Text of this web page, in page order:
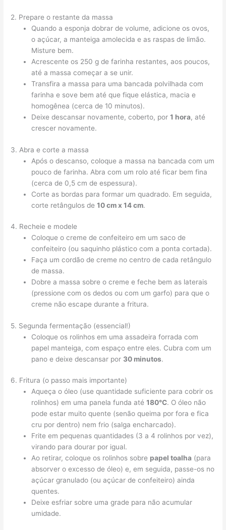
2. Prepare o restante da massa
Quando a esponja dobrar de volume, adicione os ovos,
o açúcar, a manteiga amolecida e as raspas de limão.
Misture bem.
Acrescente os 250 g de farinha restantes, aos poucos,
até a massa começar a se unir.
Transfira a massa para uma bancada polvilhada com
farinha e sove bem até que fique elástica, macia e
homogênea (cerca de 10 minutos).
Deixe descansar novamente, coberto, por1 hora, até
crescer novamente.
3. Abra e corte a massa
Após o descanso, coloque a massa na bancada com um
pouco de farinha. Abra com um rolo até ficar bem fina
(cerca de 0,5 cm de espessura).
Corte as bordas para formar um quadrado. Em seguida,
corte retângulos de10 cm x 14 cm.
4. Recheie e modele
Coloque o creme de confeiteiro em um saco de
confeiteiro (ou saquinho plástico com a ponta cortada).
Faça um cordão de creme no centro de cada retângulo
de massa.
Dobre a massa sobre o creme e feche bem as laterais
(pressione com os dedos ou com um garfo) para que o
creme não escape durante a fritura.
5. Segunda fermentação (essencial!)
Coloque os rolinhos em uma assadeira forrada com
papel manteiga, com espaço entre eles. Cubra com um
pano e deixe descansar por 30 minutos.
6. Fritura (o passo mais importante)
Aqueça o óleo (use quantidade suficiente para cobrir os
rolinhos) em uma panela funda até180°C. O óleo não
pode estar muito quente (senão queima por fora e fica
cru por dentro) nem frio (salga encharcado).
Frite em pequenas quantidades (3 a 4 rolinhos por vez),
virando para dourar por igual.
Ao retirar, coloque os rolinhos sobre papel toalha (para
absorver o excesso de óleo) e, em seguida, passe-os no
açúcar granulado (ou açúcar de confeiteiro) ainda
quentes.
Deixe esfriar sobre uma grade para não acumular
umidade.